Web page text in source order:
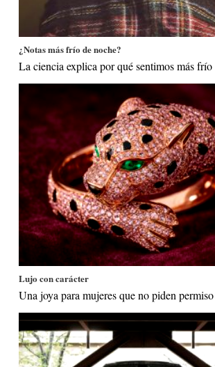
¿Notas más frío de noche?
La ciencia explica por qué sentimos más
Lujo con carácter
Una joya para mujeres que no piden permiso